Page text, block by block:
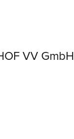
VV GmbH